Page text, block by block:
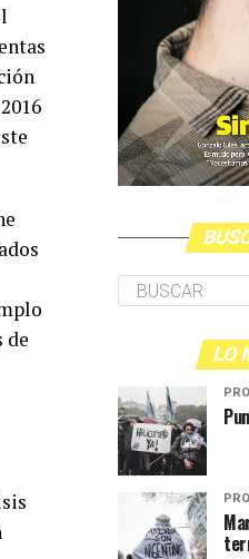
de
LO